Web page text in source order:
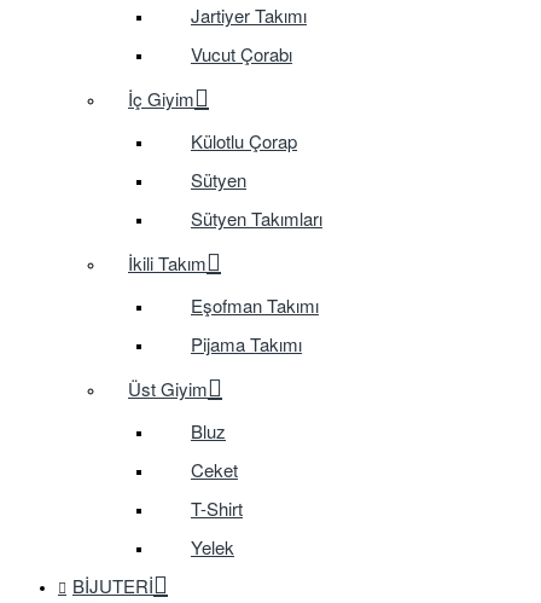
Jartiyer Takımı
Vucut Çorabı
İç Giyim
Külotlu Çorap
Sütyen
Sütyen Takımları
İkili Takım
Eşofman Takımı
Pijama Takımı
Üst Giyim
Bluz
Ceket
T-Shirt
Yelek
BIJUTERI